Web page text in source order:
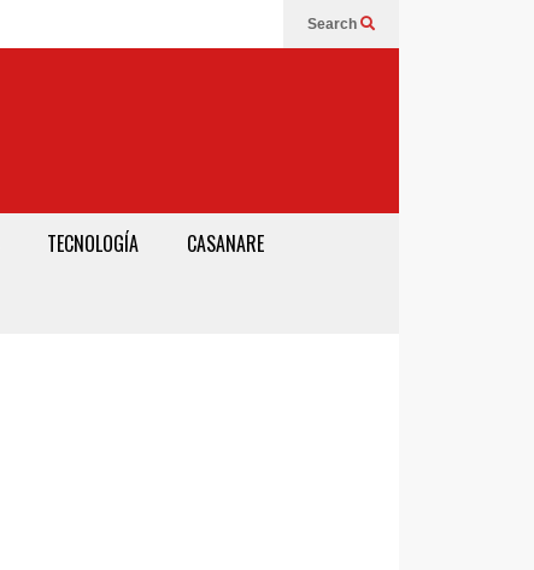
Search
TECNOLOGÍA CASANARE